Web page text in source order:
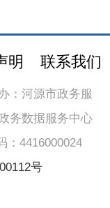
明 联系我们
：河源市政务服
务数据服务中心
：4416000024
号